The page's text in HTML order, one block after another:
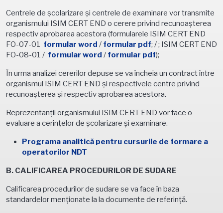
Centrele de şcolarizare şi centrele de examinare vor transmite
organismului ISIM CERT END o cerere privind recunoaşterea
respectiv aprobarea acestora (formularele ISIM CERT END
FO-07-01 formular word / formular pdf; / ; ISIM CERT END
FO-08-01 / formular word / formular pdf);
În urma analizei cererilor depuse se va încheia un contract între
organismul ISIM CERT END şi respectivele centre privind
recunoaşterea şi respectiv aprobarea acestora.
Reprezentanţii organismului ISIM CERT END vor face o
evaluare a cerinţelor de şcolarizare şi examinare.
Programa analitică pentru cursurile de formare a
operatorilor NDT
B. CALIFICAREA PROCEDURILOR DE SUDARE
Calificarea procedurilor de sudare se va face în baza
standardelor menţionate la la documente de referinţă.